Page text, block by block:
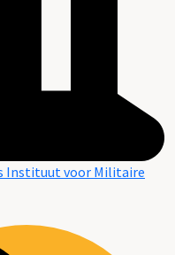
Instituut voor Militaire